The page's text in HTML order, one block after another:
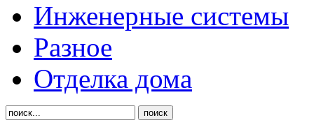
Инженерные системы
Разное
Отделка дома